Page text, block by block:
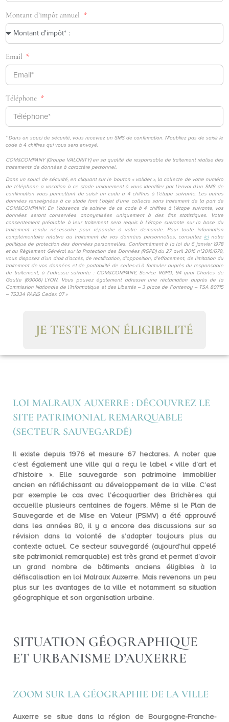
Montant d’impôt annuel
Email
Téléphone
* Dans un souci de sécurité, vous recevrez un SMS de confirmation. N'oubliez pas de saisir le
code à 4 chiffres qui vous sera envoyé.
COM&COMPANY (Groupe VALORITY) en sa qualité de responsable de traitement réalise des
traitements de données à caractère personnel.
Dans un souci de sécurité, en cliquant sur le bouton « valider », la collecte de votre numéro
de téléphone a vocation à ce stade uniquement à vous identifier par l’envoi d’un SMS de
confirmation vous permettant de saisir un code à 4 chiffres à l’étape suivante. Les autres
données renseignées à ce stade font l’objet d’une collecte sans traitement de la part de
COM&COMPANY. En l’absence de saisine de ce code à 4 chiffres à l’étape suivante, vos
données seront conservées anonymisées uniquement à des fins statistiques. Votre
consentement préalable à leur traitement sera requis à l’étape suivante sur la base du
traitement rendu nécessaire pour répondre à votre demande. Pour toute information
complémentaire relative au traitement de vos données personnelles, consultez icinotre
politique de protection des données personnelles. Conformément à la loi du 6 janvier 1978
et au Règlement Général sur la Protection des Données (RGPD) du 27 avril 2016 n°2016/679,
vous disposez d’un droit d’accès, de rectification, d’opposition, d’effacement, de limitation du
traitement de vos données et de portabilité de celles-ci à formuler auprès du responsable
de traitement, à l’adresse suivante : COM&COMPANY, Service RGPD, 94 quai Charles de
Gaulle (69006) LYON. Vous pouvez également adresser une réclamation auprès de la
Commission Nationale de l’Informatique et des Libertés – 3 place de Fontenoy – TSA 80715
– 75334 PARIS Cedex 07 »
JE TESTE MON ÉLIGIBILITÉ
LOI MALRAUX AUXERRE : DÉCOUVREZ LE
SITE PATRIMONIAL REMARQUABLE
(SECTEUR SAUVEGARDÉ)
Il existe depuis 1976 et mesure 67 hectares. A noter que
c’est également une ville qui a reçu le label «ville d’art et
d’histoire ». Elle sauvegarde son patrimoine immobilier
ancien en réfléchissant au développement de la ville. C’est
par exemple le cas avec l’écoquartier des Brichères qui
accueille plusieurs centaines de foyers. Même si le Plan de
Sauvegarde et de Mise en Valeur (PSMV) a été approuvé
dans les années 80, il y a encore des discussions sur sa
révision dans la volonté de s’adapter toujours plus au
contexte actuel. Ce secteur sauvegardé (aujourd’hui appelé
site patrimonial remarquable) est très grand et permet d’avoir
un grand nombre de bâtiments anciens éligibles à la
défiscalisation en loi Malraux Auxerre. Mais revenons un peu
plus sur les avantages de la ville et notamment sa situation
géographique et son organisation urbaine.
SITUATION GÉOGRAPHIQUE
ET URBANISME D’AUXERRE
ZOOM SUR LA GÉOGRAPHIE DE LA VILLE
Auxerre se situe dans la région de Bourgogne-Franche-